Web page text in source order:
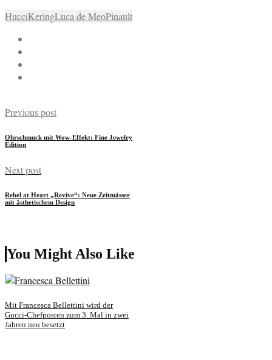
HucciKeringLuca de MeoPinault
Previous post
Ohrschmuck mit Wow-Effekt: Fine Jewelry
Edition
Next post
Rebel at Heart „Revive“: Neue Zeitmässer
mit ästhetischem Design
You Might Also Like
Mit Francesca Bellettini wird der
Gucci-Chefposten zum 3. Mal in zwei
Jahren neu besetzt